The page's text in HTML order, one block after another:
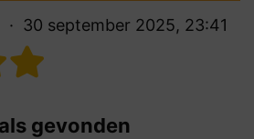
30 september 2025, 23:41
gevonden